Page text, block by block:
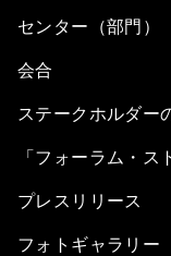
センター（部門）
会合
ステークホルダー
「フォーラム・ス
プレスリリース
フォトギャラリー